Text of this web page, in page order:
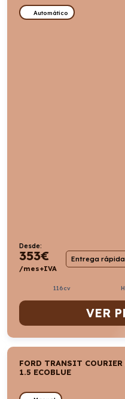
Automático
Desde:
353€
/mes+IVA
Entrega rápida
116cv
VER
FORD TRANSIT
1.5 ECOBLUE